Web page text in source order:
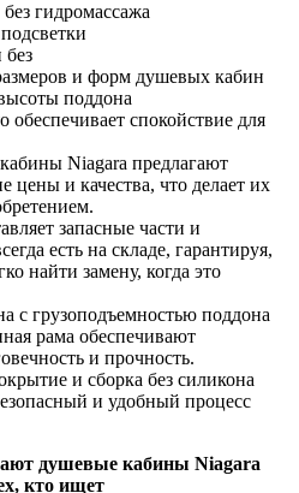
гидромассажа
и форм душевых кабин
поддона
обеспечивает спокойствие для
Niagara предлагают
цены и качества, что делает их
запасные части и
есть на складе, гарантируя,
найти замену, когда это
с грузоподъемностью поддона
рама обеспечивают
и прочность.
и сборка без силикона
и удобный процесс
душевые кабины Niagara
кто ищет